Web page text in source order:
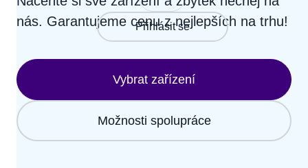
Přihlásit se
nás. Garantujeme cenu z nejlepších na trhu!
Vybrat zařízení
Možnosti spolupráce